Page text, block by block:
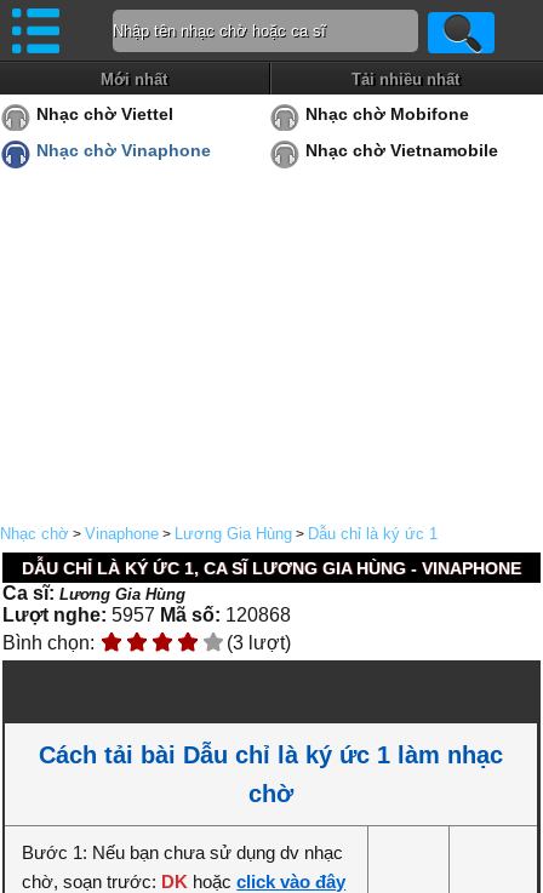
Mới nhất Tải nhiều nhất
Nhạc chờ Viettel
Nhạc chờ Mobifone
Nhạc chờ Vinaphone
Nhạc chờ Vietnamobile
Nhạc chờ > Vinaphone > Lương Gia Hùng > Dẫu chỉ là ký ức 1
DẪU CHỈ LÀ KÝ ỨC 1, CA SĨ LƯƠNG GIA HÙNG - VINAPHONE
Ca sĩ:Lương Gia Hùng
Lượt nghe: 5957 Mã số: 120868
Bình chọn:
(3 lượt)
Cách tải bài Dẫu chỉ là ký ức 1 làm nhạc
chờ
Bước 1: Nếu bạn chưa sử dụng dv nhạc
chờ, soạn trước: DK hoặcclick vào đây